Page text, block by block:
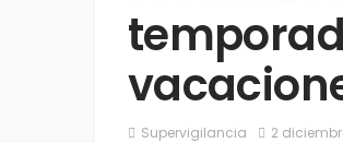
Supervigilancia 2